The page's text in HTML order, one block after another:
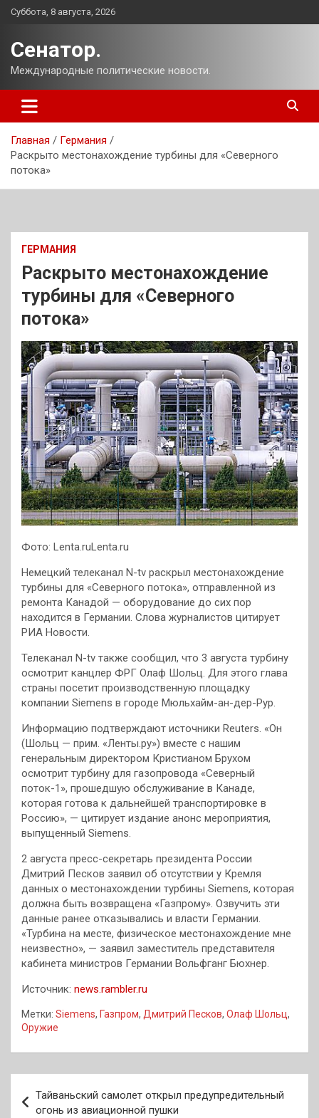
Перейти
Суббота, 8 августа, 2026
Сенатор.
Международные политические новости.
Главная
Германия
Раскрыто местонахождение турбины для «Северного
потока»
ГЕРМАНИЯ
Раскрыто местонахождение
турбины для «Северного
потока»
Фото: Lenta.ruLenta.ru
Немецкий телеканал N-tv раскрыл местонахождение
турбины для «Северного потока», отправленной из
ремонта Канадой — оборудование до сих пор
находится в Германии. Слова журналистов цитирует
РИА Новости.
Телеканал N-tv также сообщил, что 3 августа турбину
осмотрит канцлер ФРГ Олаф Шольц. Для этого глава
страны посетит производственную площадку
компании Siemens в городе Мюльхайм-ан-дер-Рур.
Информацию подтверждают источники Reuters. «Он
(Шольц — прим. «Ленты.ру») вместе с нашим
генеральным директором Кристианом Брухом
осмотрит турбину для газопровода «Северный
поток-1», прошедшую обслуживание в Канаде,
которая готова к дальнейшей транспортировке в
Россию», — цитирует издание анонс мероприятия,
выпущенный Siemens.
2 августа пресс-секретарь президента России
Дмитрий Песков заявил об отсутствии у Кремля
данных о местонахождении турбины Siemens, которая
должна быть возвращена «Газпрому». Озвучить эти
данные ранее отказывались и власти Германии.
«Турбина на месте, физическое местонахождение мне
неизвестно», — заявил заместитель представителя
кабинета министров Германии Вольфганг Бюхнер.
Источник: news.rambler.ru
Метки: Siemens, Газпром, Дмитрий Песков, Олаф Шольц,
Оружие
по
Тайваньский самолет открыл предупредительный
огонь из авиационной пушки